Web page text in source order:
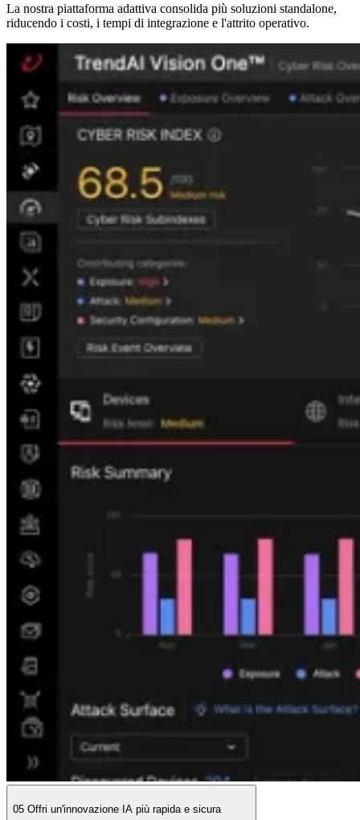
La nostra piattaforma adattiva consolida più soluzioni standalone,
riducendo i costi, i tempi di integrazione e l'attrito operativo.
05 Offri un'innovazione IA più rapida e sicura